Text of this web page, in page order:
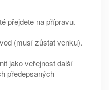
přejdete na přípravu.
(musí zůstat venku).
jako veřejnost další
předepsaných